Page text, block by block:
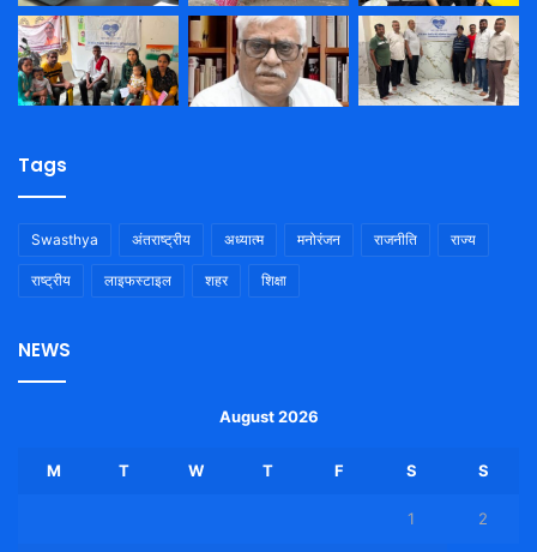
Tags
Swasthya अंतराष्ट्रीय अध्यात्म मनोरंजन राजनीति राज्य
राष्ट्रीय लाइफस्टाइल शहर शिक्षा
NEWS
August 2026
M T W T F S S
1 2